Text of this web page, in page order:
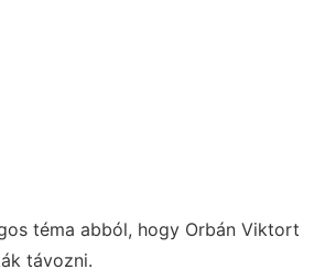
téma abból, hogy Orbán Viktort
távozni.